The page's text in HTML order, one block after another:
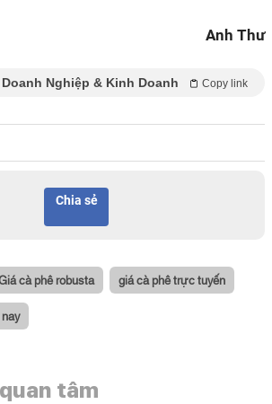
Anh Thư
Doanh Nghiệp & Kinh Doanh Copy link
Chia sẻ
cà phê robusta giá cà phê trực tuyến
tâm